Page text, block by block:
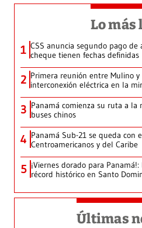
Lo más
1 CSS anuncia segundo pago de
cheque tienen fechas definidas
2 Primera reunión entre Mulino y
interconexión eléctrica en la
3 Panamá comienza su ruta a la
buses chinos
4 Panamá Sub-21 se queda con
Centroamericanos y del Caribe
5 ¡Viernes dorado para
récord histórico en Santo
Últimas